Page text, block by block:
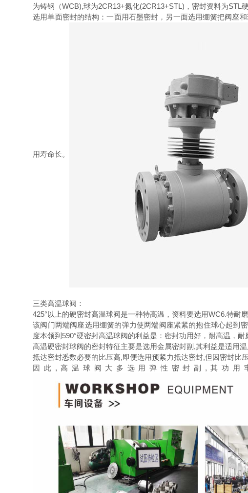
为铸钢（WCB),球为2CR13+氮化(2CR13+STL)，密封资料为STL硬
选用单面密封的结构：一面用石墨密封，另一面选用绷簧把阀座
用寿命长。
三类高温球阀：
425°以上的硬密封高温球阀是一种特高温，资料要选用WC6.特耐
该阀门两端阀座选用绷簧的弹力使两端阀座紧紧的抱住球心起到
度本领到590°硬密封高温球阀的利益是：密封功用好，耐高温，耐
高温硬密封球阀的密封特征主要是选用金属密封副,其利益是适用
抵达密封悉数必要的比压高,即便选用预紧力抵达密封,但因密封比
因此,高温球阀大多选用弹性密封副,其功用